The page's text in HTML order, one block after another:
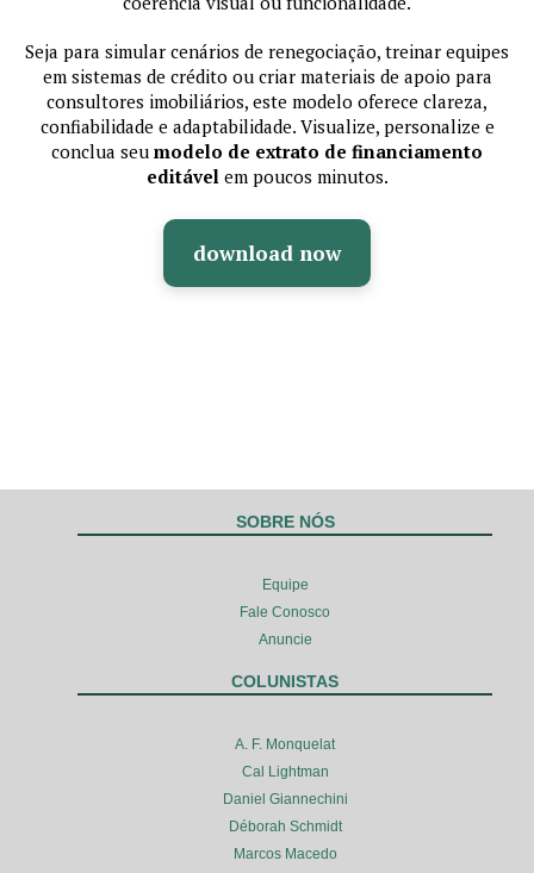
Seja para simular cenários de renegociação, treinar equipes
em sistemas de crédito ou criar materiais de apoio para
consultores imobiliários, este modelo oferece clareza,
confiabilidade e adaptabilidade. Visualize, personalize e
conclua seu modelo de extrato de financiamento
editável em poucos minutos.
download now
SOBRE NÓS
Equipe
Fale Conosco
Anuncie
COLUNISTAS
A. F. Monquelat
Cal Lightman
Daniel Giannechini
Déborah Schmidt
Marcos Macedo